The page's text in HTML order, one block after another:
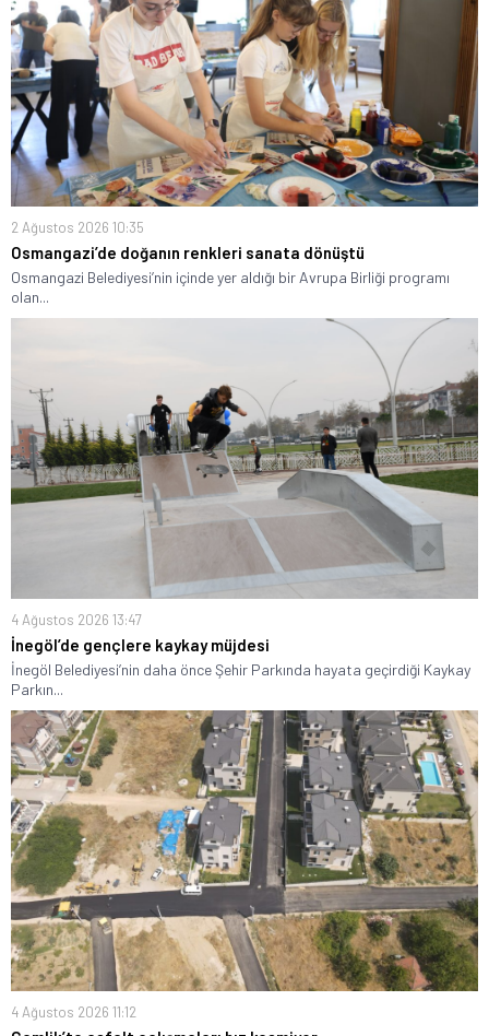
2 Ağustos 2026 10:35
Osmangazi’de doğanın renkleri sanata dönüştü
Osmangazi Belediyesi’nin içinde yer aldığı bir Avrupa Birliği programı
olan...
4 Ağustos 2026 13:47
İnegöl’de gençlere kaykay müjdesi
İnegöl Belediyesi’nin daha önce Şehir Parkında hayata geçirdiği Kaykay
Parkın...
4 Ağustos 2026 11:12